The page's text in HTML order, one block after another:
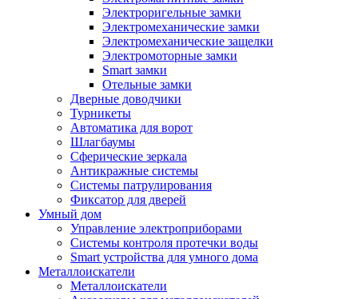
Электроригельные замки
Электромеханические замки
Электромеханические защелки
Электромоторные замки
Smart замки
Отельные замки
Дверные доводчики
Турникеты
Автоматика для ворот
Шлагбаумы
Сферические зеркала
Антикражные системы
Системы патрулирования
Фиксатор для дверей
Умный дом
Управление электроприборами
Системы контроля протечки воды
Smart устройства для умного дома
Металлоискатели
Металлоискатели